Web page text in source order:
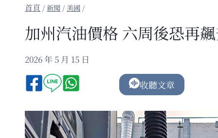
/新聞 / 美國 /
加州汽油價格 六周後恐再
2026 年 5 月 15 日
收聽文章